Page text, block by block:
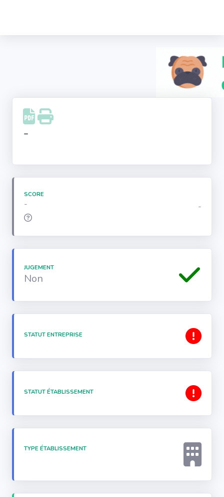
Facebook
Instagram
-
SCORE
- -
JUGEMENT
Non
STATUT ENTREPRISE
STATUT ÉTABLISSEMENT
TYPE ÉTABLISSEMENT